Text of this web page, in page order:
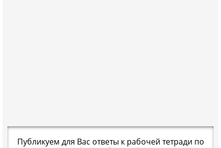
Публикуем для Вас ответы к рабочей тетради по